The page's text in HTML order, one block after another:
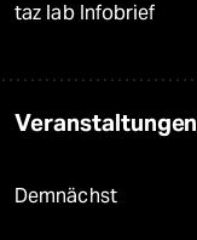
taz lab Infobrief
Veranstaltungen
Demnächst